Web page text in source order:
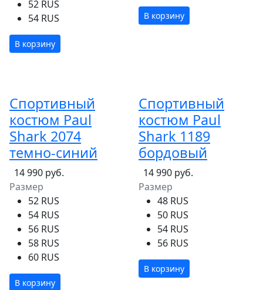
52 RUS
54 RUS
В корзину
В корзину
Спортивный
костюм Paul
Shark 2074
темно-синий
14 990 руб.
Размер
52 RUS
54 RUS
56 RUS
58 RUS
60 RUS
В корзину
Спортивный
костюм Paul
Shark 1189
бордовый
14 990 руб.
Размер
48 RUS
50 RUS
54 RUS
56 RUS
В корзину